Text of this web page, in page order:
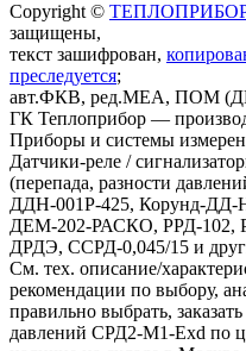
Copyright ©
защищены,
текст зашифрован,
преследуется;
авт.ФКВ, ред.МЕА, ПОМ
ГК Теплоприбор —
Приборы и системы
Датчики-реле /
(перепада, разности
ДДН-001Р-425, Корунд-
ДЕМ-202-РАСКО, РРД-102,
ДРДЭ, ССРД-0,045/15 и
См. тех. описание/
рекомендации по выбору,
правильно выбрать,
давлений СРД2-М1-Exd по